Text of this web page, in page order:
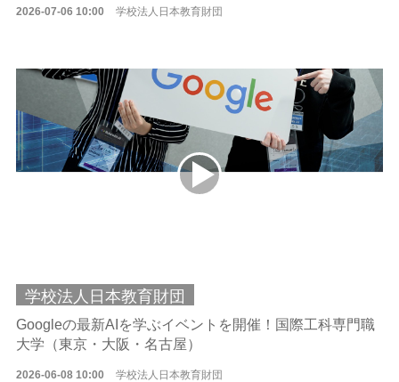
2026-07-06 10:00 学校法人日本教育財団
学校法人日本教育財団
Googleの最新AIを学ぶイベントを開催！国際工科専門職
大学（東京・大阪・名古屋）
2026-06-08 10:00 学校法人日本教育財団